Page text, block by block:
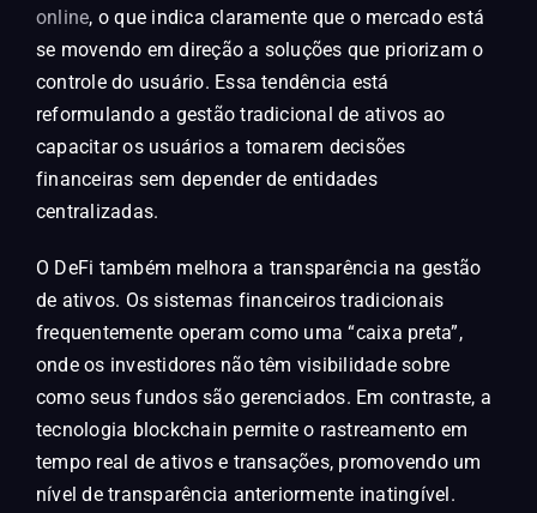
online, o que indica claramente que o mercado está
se movendo em direção a soluções que priorizam o
controle do usuário. Essa tendência está
reformulando a gestão tradicional de ativos ao
capacitar os usuários a tomarem decisões
financeiras sem depender de entidades
centralizadas.
O DeFi também melhora a transparência na gestão
de ativos. Os sistemas financeiros tradicionais
frequentemente operam como uma “caixa preta”,
onde os investidores não têm visibilidade sobre
como seus fundos são gerenciados. Em contraste, a
tecnologia blockchain permite o rastreamento em
tempo real de ativos e transações, promovendo um
nível de transparência anteriormente inatingível.